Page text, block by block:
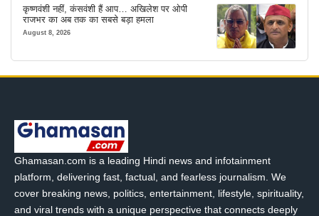
कृष्णवंशी नहीं, कंसवंशी हैं आप… अखिलेश पर ओपी
राजभर का अब तक का सबसे बड़ा हमला
August 8, 2026
Ghamasan.com is a leading Hindi news and infotainment
platform, delivering fast, factual, and fearless journalism. We
cover breaking news, politics, entertainment, lifestyle, spirituality,
and viral trends with a unique perspective that connects deeply